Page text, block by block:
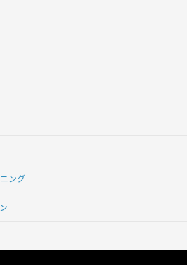
ング